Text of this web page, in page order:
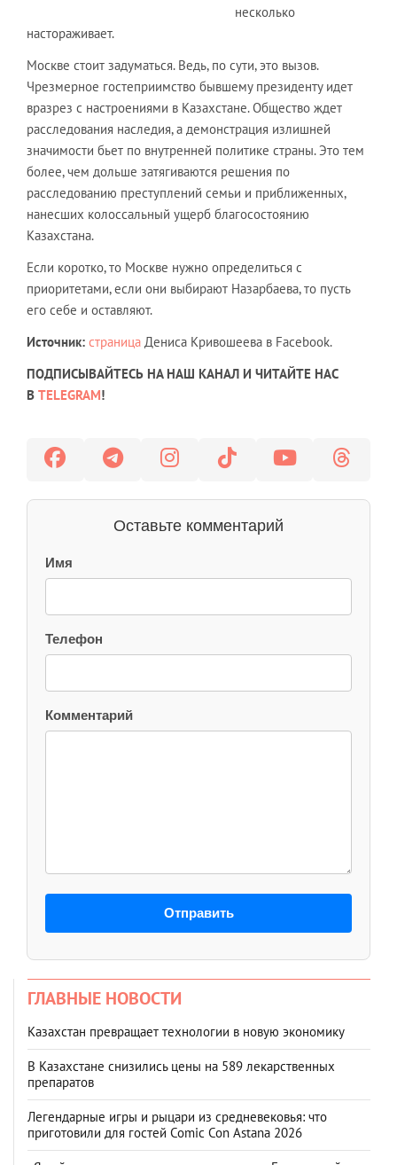
несколько
настораживает.
Москве стоит задуматься. Ведь, по сути, это вызов.
Чрезмерное гостеприимство бывшему президенту идет
вразрез с настроениями в Казахстане. Общество ждет
расследования наследия, а демонстрация излишней
значимости бьет по внутренней политике страны. Это тем
более, чем дольше затягиваются решения по
расследованию преступлений семьи и приближенных,
нанесших колоссальный ущерб благосостоянию
Казахстана.
Если коротко, то Москве нужно определиться с
приоритетами, если они выбирают Назарбаева, то пусть
его себе и оставляют.
Источник: страница Дениса Кривошеева в Facebook.
ПОДПИСЫВАЙТЕСЬ НА НАШ КАНАЛ И ЧИТАЙТЕ НАС
В TELEGRAM!
Оставьте комментарий
Имя
Телефон
Комментарий
Отправить
ГЛАВНЫЕ НОВОСТИ
Казахстан превращает технологии в новую экономику
В Казахстане снизились цены на 589 лекарственных
препаратов
Легендарные игры и рыцари из средневековья: что
приготовили для гостей Comic Con Astana 2026